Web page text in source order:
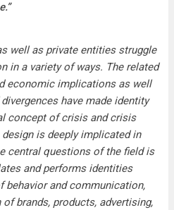
well as private entities struggle
in a variety of ways. The related
economic implications as well
have made identity
concept of crisis and crisis
is deeply implicated in
central questions of the field is
and performs identities
behavior and communication,
brands, products, advertising,